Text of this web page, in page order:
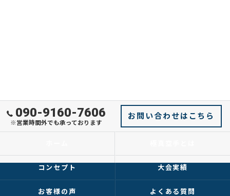
090-9160-7606
※営業時間外でも承っております
お問い合わせはこちら
コンセプト 大会実績
お客様の声 よくある質問